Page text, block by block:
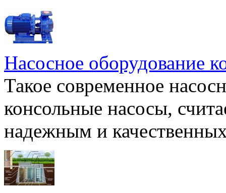
Насосное оборудование
Такое современное
консольные насосы,
надежным и